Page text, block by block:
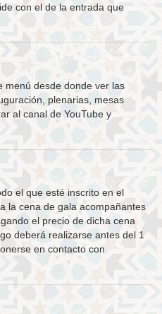
con el de la entrada que
menú desde donde ver las
plenarias, mesas
al canal de YouTube y
el que esté inscrito en el
la cena de gala acompañantes
el precio de dicha cena
deberá realizarse antes del 1
en contacto con